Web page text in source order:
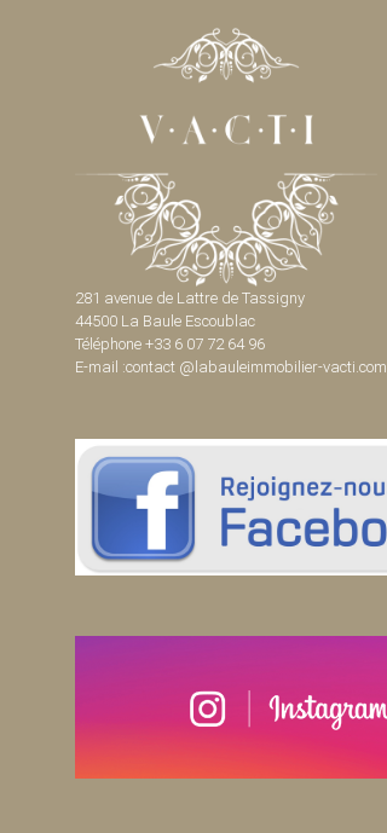
281 avenue de Lattre de Tassigny
44500 La Baule Escoublac
Téléphone +33 6 07 72 64 96
E-mail :contact @labauleimmobilier-vacti.com